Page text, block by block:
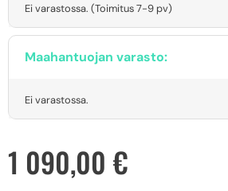
Ei varastossa. (Toimitus 7-9 pv)
Maahantuojan varasto:
Ei varastossa.
1 090,00 €